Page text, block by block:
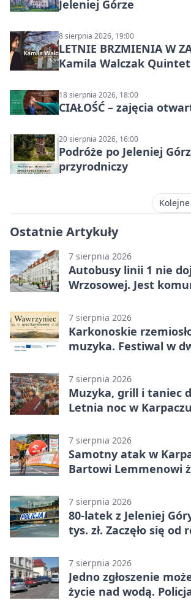
Jeleniej Górze
8 sierpnia 2026, 19:00
LETNIE BRZMIENIA W
Kamila Walczak
18 sierpnia 2026, 18:00
CIAŁOŚĆ – zajęcia
20 sierpnia 2026, 16:00
Podróże po Jeleniej
przyrodniczy
Ostatnie Artykuły
7 sierpnia 2026
Autobusy linii 1 nie
Wrzosowej. Jest
7 sierpnia 2026
Karkonoskie
muzyka. Festiwal w
7 sierpnia 2026
Muzyka, grill i taniec
Letnia noc w Karpaczu
7 sierpnia 2026
Samotny atak w
Bartowi Lemmenowi
7 sierpnia 2026
80-latek z Jeleniej
tys. zł. Zaczęło się od
7 sierpnia 2026
Jedno zgłoszenie
życie nad wodą.